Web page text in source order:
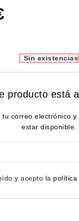
Sin existencias
producto está
tu correo electrónico
estar disponible.
y acepto la política